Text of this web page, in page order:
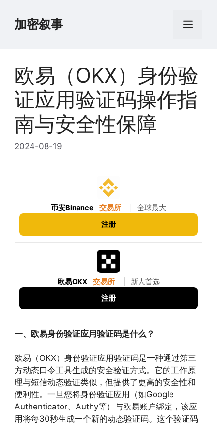
加密叙事 菜
欧易（OKX）身份验
证应用验证码操作指
南与安全性保障
2024-08-19
币安Binance 交易所 全球最大
注册
欧易OKX 交易所 新人首选
注册
一、欧易身份验证应用验证码是什么？
欧易（OKX）身份验证应用验证码是一种通过第三
方动态口令工具生成的安全验证方式。它的工作原
理与短信动态验证类似，但提供了更高的安全性和
便利性。一旦您将身份验证应用（如Google
Authenticator、Authy等）与欧易账户绑定，该应
用将每30秒生成一个新的动态验证码。这个验证码